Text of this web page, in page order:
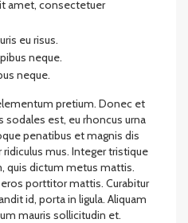
amet, consectetuer
eu risus.
neque.
neque.
pretium. Donec et
est, eu rhoncus urna
penatibus et magnis dis
mus. Integer tristique
quis dictum metus mattis.
porttitor mattis. Curabitur
id, porta in ligula. Aliquam
mauris sollicitudin et.